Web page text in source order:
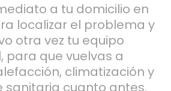
a tu domicilio en
localizar el problema y
otra vez tu equipo
para que vuelvas a
climatización y
sanitaria cuanto antes.